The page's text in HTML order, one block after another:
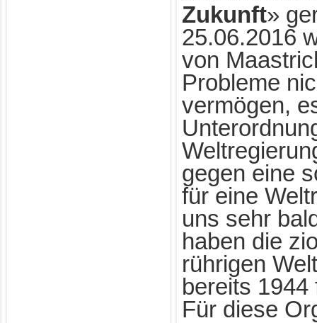
Zukunft»
25.06.2016
von
Probleme
vermögen,
gegen eine
für eine
uns sehr
haben die
rührigen
bereits 1944
Für diese